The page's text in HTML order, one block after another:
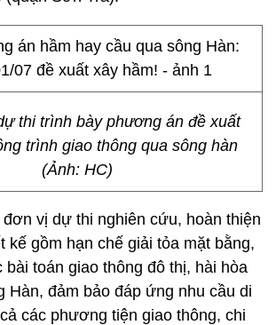
thi trình bày phương án đề xuất
trình giao thông qua sông hàn
(Ảnh: HC)
vị dự thi nghiên cứu, hoàn thiện
kế gồm hạn chế giải tỏa mặt bằng,
toán giao thông đô thị, hài hòa
Hàn, đảm bảo đáp ứng nhu cầu di
các phương tiện giao thông, chi